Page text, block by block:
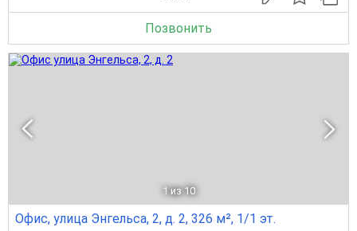
Позвонить
1 из 10
Офис, улица Энгельса, 2, д. 2, 326 м², 1/1 эт.